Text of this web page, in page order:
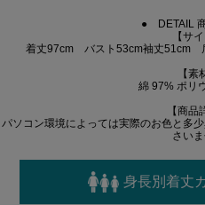
● DETAIL
【サイ
着丈97cm バスト53cm袖丈
【素
綿 97% ポリ
【商品
パソコン環境によっては実際のお色と多
さいま
身長別着丈